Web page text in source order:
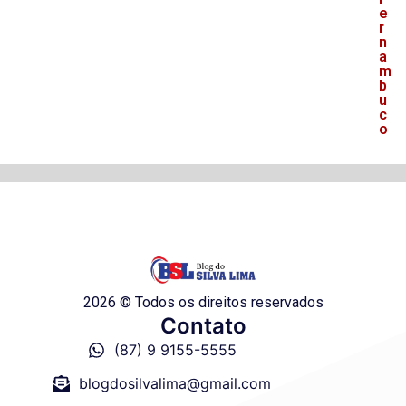
e
r
n
a
m
b
u
c
o
2026 © Todos os direitos reservados
Contato
(87) 9 9155-5555
blogdosilvalima@gmail.com